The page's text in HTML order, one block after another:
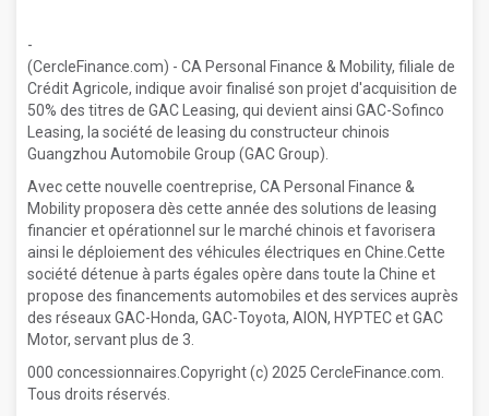
-
(CercleFinance.com) - CA Personal Finance & Mobility, filiale de
Crédit Agricole, indique avoir finalisé son projet d'acquisition de
50% des titres de GAC Leasing, qui devient ainsi GAC-Sofinco
Leasing, la société de leasing du constructeur chinois
Guangzhou Automobile Group (GAC Group).
Avec cette nouvelle coentreprise, CA Personal Finance &
Mobility proposera dès cette année des solutions de leasing
financier et opérationnel sur le marché chinois et favorisera
ainsi le déploiement des véhicules électriques en Chine.Cette
société détenue à parts égales opère dans toute la Chine et
propose des financements automobiles et des services auprès
des réseaux GAC-Honda, GAC-Toyota, AION, HYPTEC et GAC
Motor, servant plus de 3.
000 concessionnaires.Copyright (c) 2025 CercleFinance.com.
Tous droits réservés.